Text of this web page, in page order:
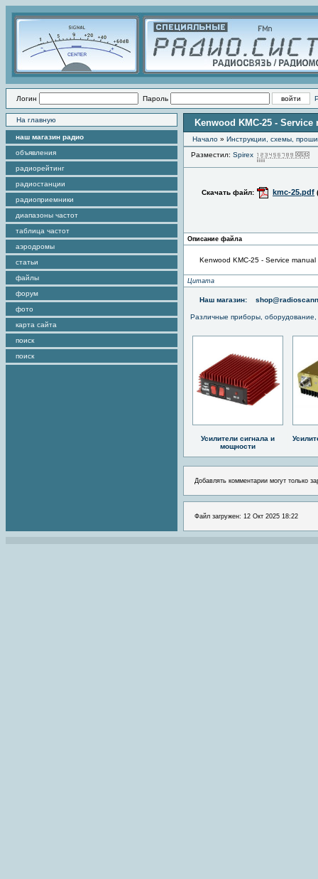
Логин Пароль
На главную
наш магазин радио
объявления
радиорейтинг
радиостанции
радиоприемники
диапазоны частот
таблица частот
аэродромы
статьи
файлы
форум
фото
карта сайта
поиск
поиск
Kenwood KMC-25 - Service
Начало » Инструкции, схемы,
Разместил: Spirex
Скачать файл: kmc-25.pdf
Описание файла
Kenwood KMC-25 - Service manual
Цитата
Наш магазин:
Различные приборы,
Усилители сигнала и
мощности
Добавлять комментарии могут только
Файл загружен: 12 Окт 2025 18:22